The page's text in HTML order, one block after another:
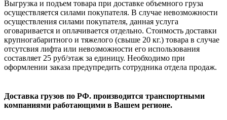
Выгрузка и подъем товара при доставке объемного груза
осуществляется силами покупателя. В случае невозможности
осуществления силами покупателя, данная услуга
оговаривается и оплачивается отдельно. Стоимость доставки
крупногабаритного и тяжелого (свыше 20 кг.) товара в случае
отсутсвия лифта или невозможности его использования
составляет 25 руб/этаж за единицу. Необходимо при
оформлении заказа предупредить сотрудника отдела продаж.
Доставка грузов по РФ. производится транспортными
компаниями работающими в Вашем регионе.